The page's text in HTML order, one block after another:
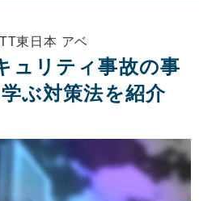
東日本 アベ
ュリティ事故の事
ぶ対策法を紹介